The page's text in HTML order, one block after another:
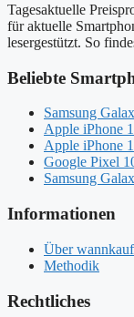
Tagesaktuelle
für aktuelle
lesergestützt. So
Beliebte
Samsung
Apple iPhone
Apple iPhone
Google Pixel
Samsung
Informationen
Über
Methodik
Rechtliches